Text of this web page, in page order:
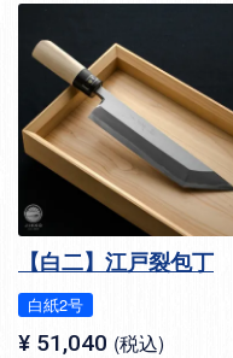
【白二】江戸裂包丁
白紙2号
¥ 51,040 税込